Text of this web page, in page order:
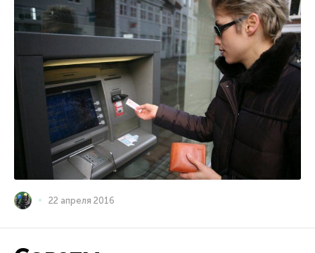
22 апреля 2016